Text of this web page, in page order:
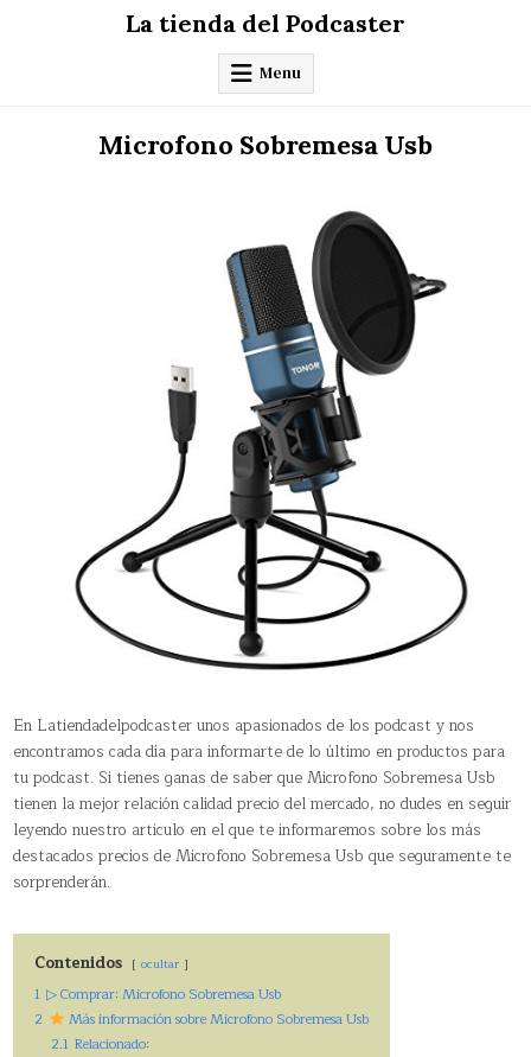
La tienda del Podcaster
Menu
Microfono Sobremesa Usb
En Latiendadelpodcaster unos apasionados de los podcast y nos
encontramos cada día para informarte de lo último en productos para
tu podcast. Si tienes ganas de saber que Microfono Sobremesa Usb
tienen la mejor relación calidad precio del mercado, no dudes en seguir
leyendo nuestro articulo en el que te informaremos sobre los más
destacados precios de Microfono Sobremesa Usb que seguramente te
sorprenderán.
Contenidos ocultar
1 ▷ Comprar: Microfono Sobremesa Usb
2
Más información sobre Microfono Sobremesa Usb
2.1 Relacionado: